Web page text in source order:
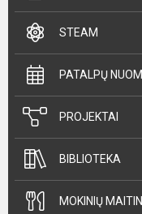
STEAM
PATALPŲ
PROJEKTAI
BIBLIOTEKA
MOKINIŲ